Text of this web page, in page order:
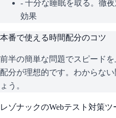
- 十分な睡眠を取る。徹
効果
本番で使える時間配分のコツ
前半の簡単な問題でスピード
配分が理想的です。わからな
ょう。
レゾナックのWebテスト対策ツ